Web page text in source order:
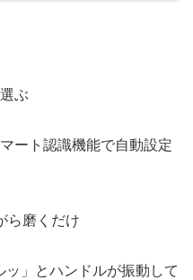
ぶ
ート認識機能で自動設定
ら磨くだけ
」とハンドルが振動して